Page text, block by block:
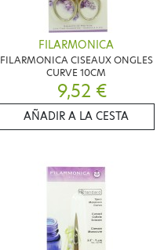
FILARMONICA
FILARMONICA CISEAUX ONGLES
CURVE 10CM
9,52 €
AÑADIR A LA CESTA